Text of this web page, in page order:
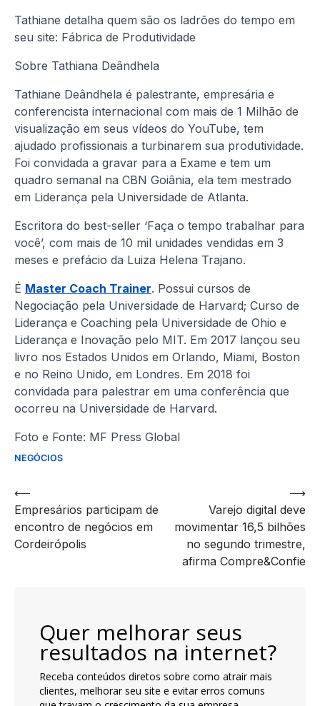
Tathiane detalha quem são os ladrões do tempo em
seu site: Fábrica de Produtividade
Sobre Tathiana Deândhela
Tathiane Deândhela é palestrante, empresária e
conferencista internacional com mais de 1 Milhão de
visualização em seus vídeos do YouTube, tem
ajudado profissionais a turbinarem sua produtividade.
Foi convidada a gravar para a Exame e tem um
quadro semanal na CBN Goiânia, ela tem mestrado
em Liderança pela Universidade de Atlanta.
Escritora do best-seller ‘Faça o tempo trabalhar para
você’, com mais de 10 mil unidades vendidas em 3
meses e prefácio da Luiza Helena Trajano.
É Master Coach Trainer. Possui cursos de
Negociação pela Universidade de Harvard; Curso de
Liderança e Coaching pela Universidade de Ohio e
Liderança e Inovação pelo MIT. Em 2017 lançou seu
livro nos Estados Unidos em Orlando, Miami, Boston
e no Reino Unido, em Londres. Em 2018 foi
convidada para palestrar em uma conferência que
ocorreu na Universidade de Harvard.
Foto e Fonte: MF Press Global
NEGÓCIOS
Navegação
de
artigos
⟵
Empresários participam de
encontro de negócios em
Cordeirópolis
Varejo digital deve
movimentar 16,5 bilhões
no segundo trimestre,
afirma Compre&Confie
⟶
Quer melhorar seus
resultados na internet?
Receba conteúdos diretos sobre como atrair mais
clientes, melhorar seu site e evitar erros comuns